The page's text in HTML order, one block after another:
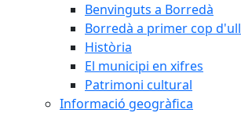
Benvinguts a Borredà
Borredà a primer cop d'ull
Història
El municipi en xifres
Patrimoni cultural
Informació geogràfica